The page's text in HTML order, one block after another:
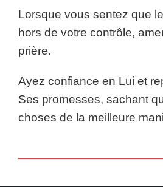
Lorsque vous sentez que
hors de votre contrôle,
prière.
Ayez confiance en Lui et
Ses promesses, sachant
choses de la meilleure